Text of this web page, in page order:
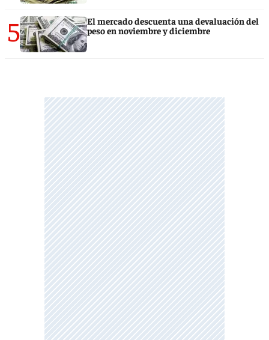
5
El mercado descuenta una devaluación del
peso en noviembre y diciembre